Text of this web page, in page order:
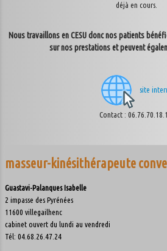
déjà en cours.
Nous travaillons en CESU donc nos patients
sur nos prestations et peuvent
site
Contact :
masseur-kinésithérapeute
Guastavi-Palanques Isabelle
2 impasse des Pyrénées
11600 villegailhenc
cabinet ouvert du lundi au vendredi
Tél: 04.68.26.47.24